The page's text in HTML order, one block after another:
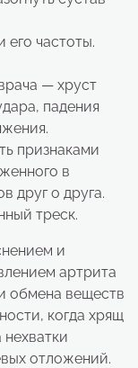
его частоты.
— хруст
падения
признаками
в
друг о друга.
треск.
и
артрита
обмена веществ
когда хрящ
отложений.